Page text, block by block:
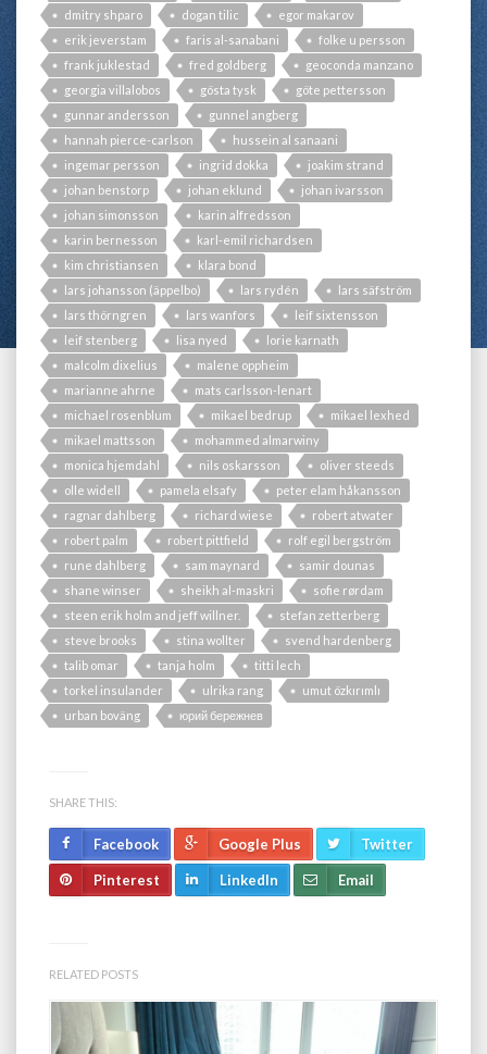
dmitry shparo dogan tilic
egor makarov
erik jeverstam
faris al-sanabani
folke u persson
frank juklestad
fred goldberg
geoconda manzano
georgia villalobos
gösta tysk
göte pettersson
gunnar andersson
gunnel angberg
hannah pierce-carlson
hussein al sanaani
ingemar persson
ingrid dokka
joakim strand
johan benstorp
johan eklund
johan ivarsson
johan simonsson
karin alfredsson
karin bernesson
karl-emil richardsen
kim christiansen
klara bond
lars johansson (äppelbo)
lars rydén
lars säfström
lars thörngren
lars wanfors
leif sixtensson
leif stenberg
lisa nyed
lorie karnath
malcolm dixelius
malene oppheim
marianne ahrne
mats carlsson-lenart
michael rosenblum
mikael bedrup
mikael lexhed
mikael mattsson
mohammed almarwiny
monica hjemdahl
nils oskarsson
oliver steeds
olle widell
pamela elsafy
peter elam håkansson
ragnar dahlberg
richard wiese
robert atwater
robert palm
robert pittfield
rolf egil bergström
rune dahlberg
sam maynard
samir dounas
shane winser
sheikh al-maskri
sofie rørdam
steen erik holm and jeff willner.
stefan zetterberg
steve brooks
stina wollter
svend hardenberg
talib omar
tanja holm
titti lech
torkel insulander
ulrika rang
umut özkırımlı
urban boväng
юрий бережнев
SHARE THIS:
Facebook Google Plus Twitter
Pinterest LinkedIn Email
RELATED POSTS